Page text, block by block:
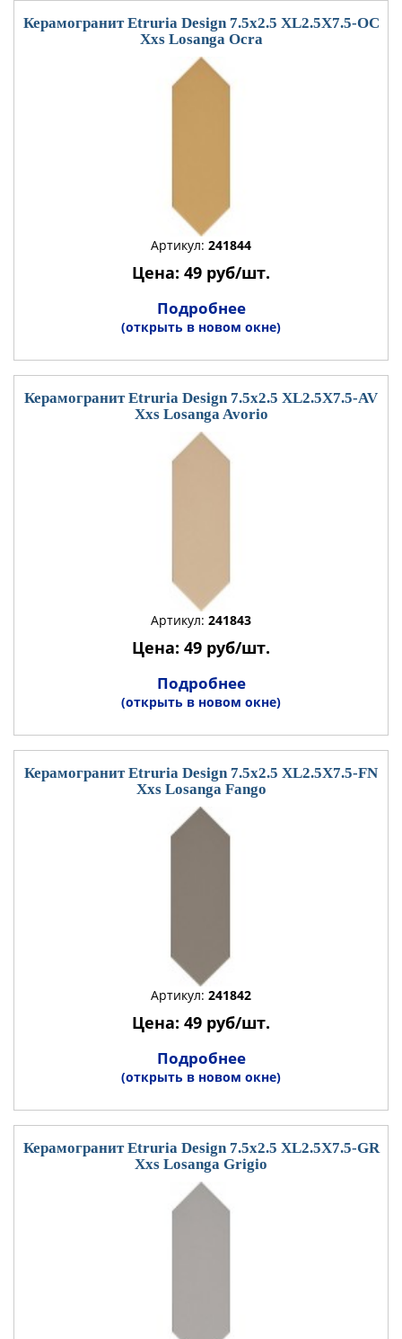
Керамогранит Etruria Design 7.5x2.5 XL2.5X7.5-OC
Xxs Losanga Ocra
Артикул: 241844
Цена: 49 руб/шт.
Подробнее
(открыть в новом окне)
Керамогранит Etruria Design 7.5x2.5 XL2.5X7.5-AV
Xxs Losanga Avorio
Артикул: 241843
Цена: 49 руб/шт.
Подробнее
(открыть в новом окне)
Керамогранит Etruria Design 7.5x2.5 XL2.5X7.5-FN
Xxs Losanga Fango
Артикул: 241842
Цена: 49 руб/шт.
Подробнее
(открыть в новом окне)
Керамогранит Etruria Design 7.5x2.5 XL2.5X7.5-GR
Xxs Losanga Grigio